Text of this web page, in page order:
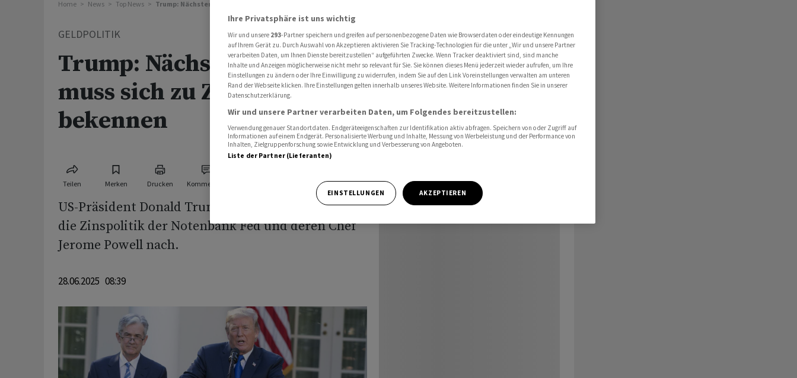
Home News Top News Trump: Nächster Fed-Chef muss sich zu Zinssenkung bekennen
GELDPOLITIK
Trump: Nächster Fed-Chef
muss sich zu Zinssenkung
bekennen
Teilen Merken Drucken Kommentare
US-Präsident Donald Trump legt in der Fehde um
die Zinspolitik der Notenbank Fed und deren Chef
Jerome Powell nach.
28.06.2025 08:39
Ihre Privatsphäre ist uns wichtig
Wir und unsere 293-Partner speichern und greifen auf personenbezogene Daten wie Browserdaten oder eindeutige Kennungen
auf Ihrem Gerät zu. Durch Auswahl von Akzeptieren aktivieren Sie Tracking-Technologien für die unter „Wir und unsere Partner
verarbeiten Daten, um Ihnen Dienste bereitzustellen“ aufgeführten Zwecke. Wenn Tracker deaktiviert sind, sind manche
Inhalte und Anzeigen möglicherweise nicht mehr so relevant für Sie. Sie können dieses Menü jederzeit wieder aufrufen, um Ihre
Einstellungen zu ändern oder Ihre Einwilligung zu widerrufen, indem Sie auf den Link Voreinstellungen verwalten am unteren
Rand der Webseite klicken. Ihre Einstellungen gelten innerhalb unseres Website. Weitere Informationen finden Sie in unserer
Datenschutzerklärung.
Wir und unsere Partner verarbeiten Daten, um Folgendes bereitzustellen:
Verwendung genauer Standortdaten. Endgeräteeigenschaften zur Identifikation aktiv abfragen. Speichern von oder Zugriff auf
Informationen auf einem Endgerät. Personalisierte Werbung und Inhalte, Messung von Werbeleistung und der Performance von
Inhalten, Zielgruppenforschung sowie Entwicklung und Verbesserung von Angeboten.
Liste der Partner (Lieferanten)
EINSTELLUNGEN AKZEPTIEREN